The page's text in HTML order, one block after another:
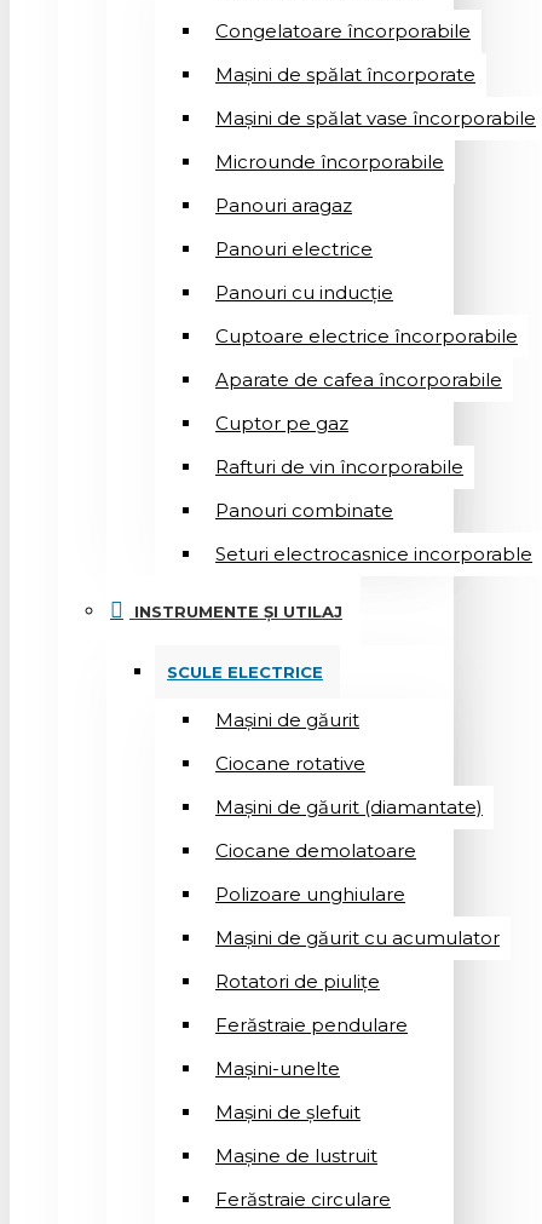
Congelatoare încorporabile
Mașini de spălat încorporate
Mașini de spălat vase încorporabile
Microunde încorporabile
Panouri aragaz
Panouri electrice
Panouri cu inducție
Cuptoare electrice încorporabile
Aparate de cafea încorporabile
Cuptor pe gaz
Rafturi de vin încorporabile
Panouri combinate
Seturi electrocasnice incorporable
INSTRUMENTE ȘI UTILAJ
SCULE ELECTRICE
Mașini de găurit
Ciocane rotative
Mașini de găurit (diamantate)
Ciocane demolatoare
Polizoare unghiulare
Mașini de găurit cu acumulator
Rotatori de piuliţe
Ferăstraie pendulare
Mașini-unelte
Mașini de șlefuit
Mașinе de lustruit
Ferăstraie circulare